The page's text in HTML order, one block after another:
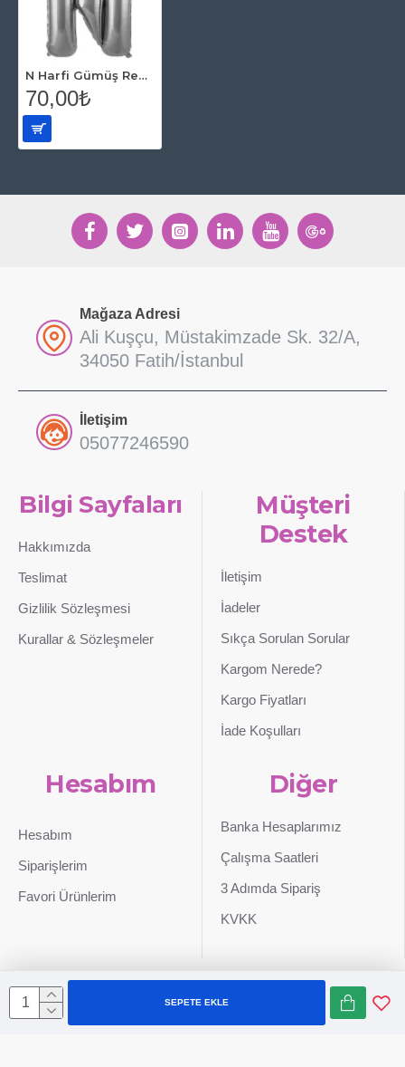
SEPETE EKLE
N Harfi Gümüş Renk Folyo Balon 86 Cm
70,00₺
Mağaza Adresi
Ali Kuşçu, Müstakimzade Sk. 32/A,
34050 Fatih/İstanbul
İletişim
05077246590
Bilgi Sayfaları
Hakkımızda
Teslimat
Gizlilik Sözleşmesi
Kurallar & Sözleşmeler
Müşteri
Destek
İletişim
İadeler
Sıkça Sorulan Sorular
Kargom Nerede?
Kargo Fiyatları
İade Koşulları
Hesabım
Hesabım
Siparişlerim
Favori Ürünlerim
Diğer
Banka Hesaplarımız
Çalışma Saatleri
3 Adımda Sipariş
KVKK
Sepetim 0507 724 65 90 Whatsapp